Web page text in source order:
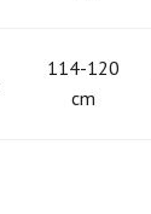
114-120
cm